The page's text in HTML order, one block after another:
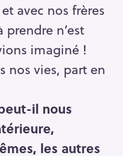
avec nos frères
n’est
imaginé !
nos vies, part en
il nous
les autres